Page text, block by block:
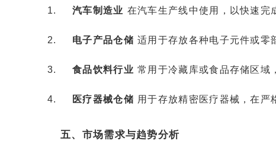
汽车制造业 在汽车生产线中使用，以快速完
电子产品仓储 适用于存放各种电子元件或零
食品饮料行业 常用于冷藏库或食品存储区域
医疗器械仓储 用于存放精密医疗器械，在严
五、市场需求与趋势分析